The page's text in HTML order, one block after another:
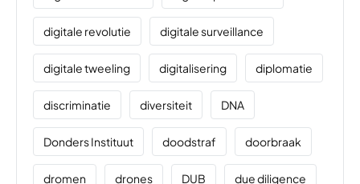
digitale revolutie digitale surveillance
digitale tweeling digitalisering diplomatie
discriminatie diversiteit DNA
Donders Instituut doodstraf doorbraak
dromen drones DUB due diligence